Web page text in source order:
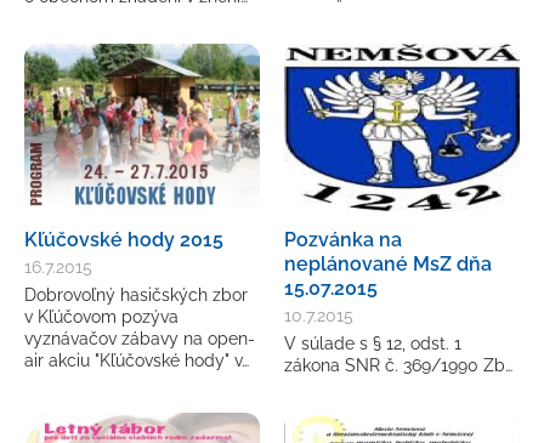
Kľúčovské hody 2015
16.7.2015
Dobrovoľný hasičských zbor
v Kľúčovom pozýva
vyznávačov zábavy na open-
air akciu "Kľúčovské hody" v…
Pozvánka na
neplánované MsZ dňa
15.07.2015
10.7.2015
V súlade s § 12, odst. 1
zákona SNR č. 369/1990 Zb…